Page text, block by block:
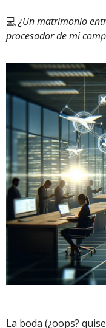
💻¿Un matrimonio
procesador de mi
La boda (¿oops?